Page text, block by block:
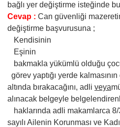
bağlı yer değiştirme isteğinde
Cevap : Can güvenliği
değiştirme başvurusuna ;
Kendisinin
Eşinin
bakmakla yükümlü olduğu
görev yaptığı yerde
altında bırakacağını, adli veya
alınacak belgeyle
haklarında adli makamlarca
sayılı Ailenin Korunması ve